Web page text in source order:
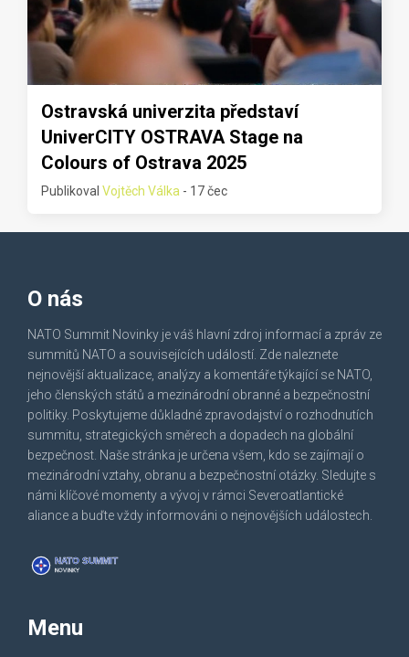
Ostravská univerzita představí
UniverCITY OSTRAVA Stage na
Colours of Ostrava 2025
Publikoval Vojtěch Válka - 17 čec
O nás
NATO Summit Novinky je váš hlavní zdroj informací a zpráv ze
summitů NATO a souvisejících událostí. Zde naleznete
nejnovější aktualizace, analýzy a komentáře týkající se NATO,
jeho členských států a mezinárodní obranné a bezpečnostní
politiky. Poskytujeme důkladné zpravodajství o rozhodnutích
summitu, strategických směrech a dopadech na globální
bezpečnost. Naše stránka je určena všem, kdo se zajímají o
mezinárodní vztahy, obranu a bezpečnostní otázky. Sledujte s
námi klíčové momenty a vývoj v rámci Severoatlantické
aliance a buďte vždy informováni o nejnovějších událostech.
Menu